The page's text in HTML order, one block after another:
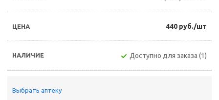
440 руб./шт
Доступно для заказа (1)
Выбрать аптеку